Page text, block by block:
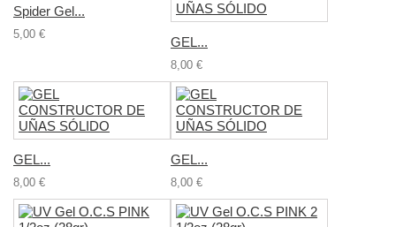
Spider Gel...
5,00 €
GEL...
8,00 €
GEL...
8,00 €
GEL...
8,00 €